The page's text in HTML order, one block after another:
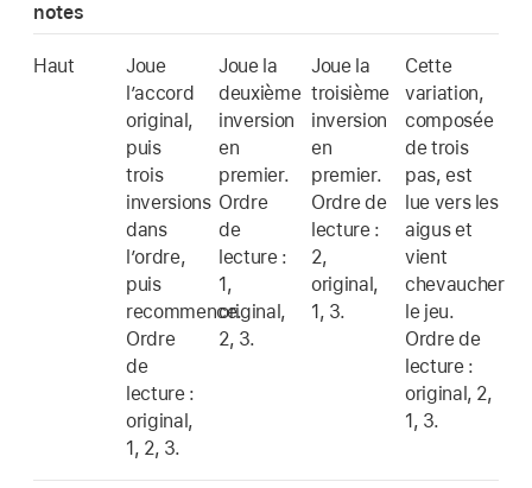
notes
Haut
Joue
l’accord
original,
puis
trois
inversions
dans
l’ordre,
puis
recommence.
Ordre
de
lecture :
original,
1, 2, 3.
Joue la
deuxième
inversion
en
premier.
Ordre
de
lecture :
1,
original,
2, 3.
Joue la
troisième
inversion
en
premier.
Ordre de
lecture :
2,
original,
1, 3.
Cette
variation,
composée
de trois
pas, est
lue vers les
aigus et
vient
chevaucher
le jeu.
Ordre de
lecture :
original, 2,
1, 3.